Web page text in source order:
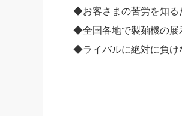
◆お客さまの苦労を知る
◆全国各地で製麺機の展
◆ライバルに絶対に負け